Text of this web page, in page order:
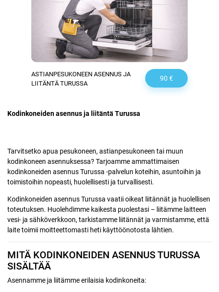
ASTIANPESUKONEEN ASENNUS JA
LIITÄNTÄ TURUSSA
90 €
Kodinkoneiden asennus ja liitäntä Turussa
Tarvitsetko apua pesukoneen, astianpesukoneen tai muun
kodinkoneen asennuksessa? Tarjoamme ammattimaisen
kodinkoneiden asennus Turussa -palvelun koteihin, asuntoihin ja
toimistoihin nopeasti, huolellisesti ja turvallisesti.
Kodinkoneiden asennus Turussa vaatii oikeat liitännät ja huolellisen
toteutuksen. Huolehdimme kaikesta puolestasi – liitämme laitteen
vesi- ja sähköverkkoon, tarkistamme liitännät ja varmistamme, että
laite toimii moitteettomasti heti käyttöönotosta lähtien.
MITÄ KODINKONEIDEN ASENNUS TURUSSA
SISÄLTÄÄ
Asennamme ja liitämme erilaisia kodinkoneita: